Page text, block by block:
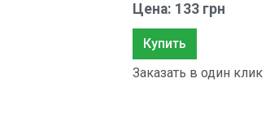
Цена: 133 грн
Купить
Заказать в один клик